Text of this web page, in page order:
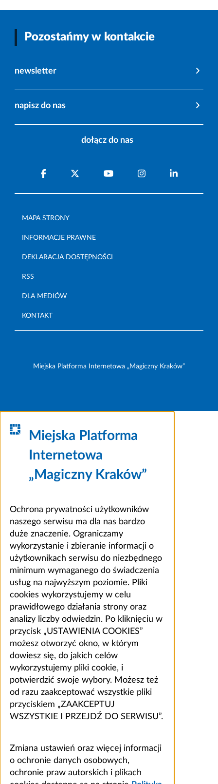
Pozostańmy w kontakcie
newsletter
napisz do nas
dołącz do nas
MAPA STRONY
INFORMACJE PRAWNE
DEKLARACJA DOSTĘPNOŚCI
RSS
DLA MEDIÓW
KONTAKT
Miejska Platforma Internetowa „Magiczny Kraków”
Miejska Platforma
Internetowa
„Magiczny Kraków”
Ochrona prywatności użytkowników
naszego serwisu ma dla nas bardzo
duże znaczenie. Ograniczamy
wykorzystanie i zbieranie informacji o
użytkownikach serwisu do niezbędnego
minimum wymaganego do świadczenia
usług na najwyższym poziomie. Pliki
cookies wykorzystujemy w celu
prawidłowego działania strony oraz
analizy liczby odwiedzin. Po kliknięciu w
przycisk „USTAWIENIA COOKIES”
możesz otworzyć okno, w którym
dowiesz się, do jakich celów
wykorzystujemy pliki cookie, i
potwierdzić swoje wybory. Możesz też
od razu zaakceptować wszystkie pliki
przyciskiem „ZAAKCEPTUJ
WSZYSTKIE I PRZEJDŹ DO SERWISU”.
Zmiana ustawień oraz więcej informacji
o ochronie danych osobowych,
ochronie praw autorskich i plikach